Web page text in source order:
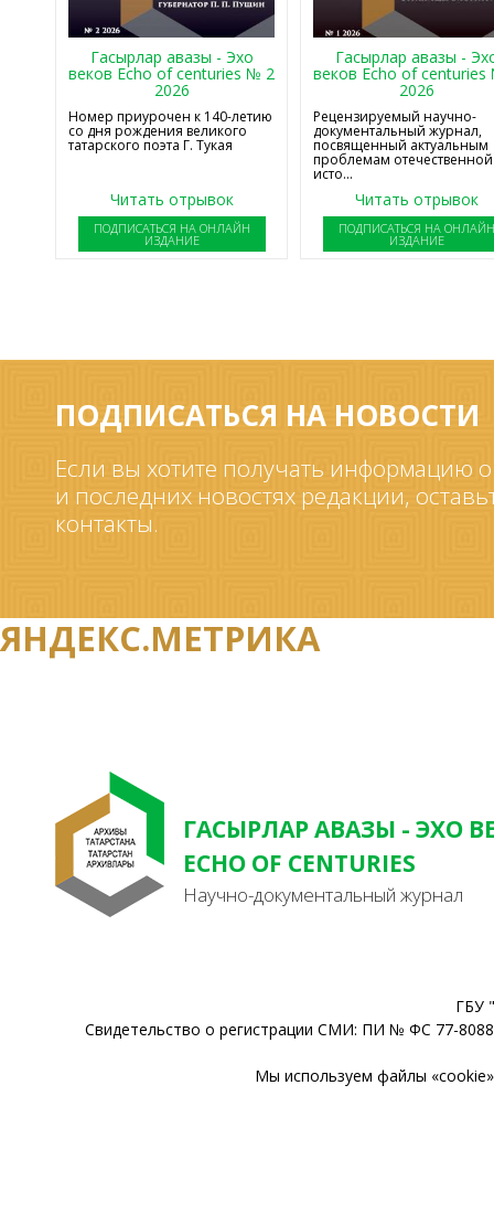
Гасырлар авазы - Эхо
веков Echo of centuries № 2
2026
Номер приурочен к 140-летию
со дня рождения великого
татарского поэта Г. Тукая
Читать отрывок
ПОДПИСАТЬСЯ НА ОНЛАЙН
ИЗДАНИЕ
Гасырлар авазы -
веков Echo of
2026
Рецензируемый научно-
документальный журнал,
посвященный актуальным
проблемам отечественной
исто...
Читать отрывок
ПОДПИСАТЬСЯ НА
ИЗДАНИЕ
ПОДПИСАТЬСЯ НА НОВОСТИ
Если вы хотите получать информацию
и последних новостях редакции,
контакты.
ЯНДЕКС.МЕТРИКА
ГАСЫРЛАР АВАЗЫ - ЭХО
ECHO OF CENTURIES
Научно-документальный журнал
ГБУ
Свидетельство о регистрации СМИ: ПИ № ФС 77-
Мы используем файлы «cookie»